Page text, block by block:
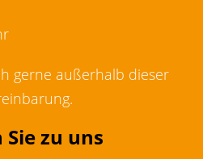
gerne außerhalb dieser
zu uns